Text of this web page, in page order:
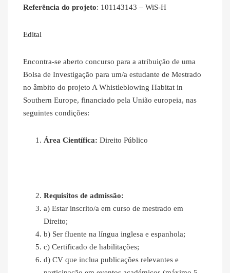
Referência do projeto: 101143143 – WiS-H
Edital
Encontra-se aberto concurso para a atribuição de uma
Bolsa de Investigação para um/a estudante de Mestrado
no âmbito do projeto A Whistleblowing Habitat in
Southern Europe, financiado pela União europeia, nas
seguintes condições:
Área Científica: Direito Público
Requisitos de admissão:
a) Estar inscrito/a em curso de mestrado em
Direito;
b) Ser fluente na língua inglesa e espanhola;
c) Certificado de habilitações;
d) CV que inclua publicações relevantes e